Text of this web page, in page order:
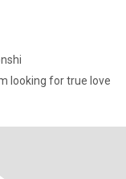
looking for true love